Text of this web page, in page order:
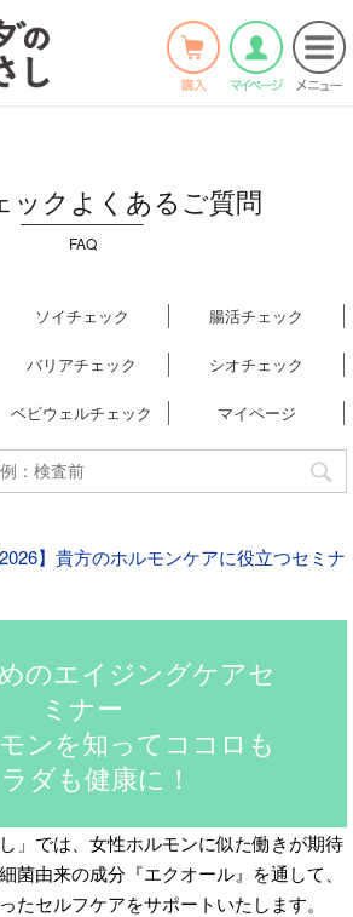
ックよくあるご質問
FAQ
ソイチェック 腸活チェック
バリアチェック シオチェック
ベビウェルチェック マイページ
】貴方のホルモンケアに役立つセミナ
のエイジングケアセ
ミナー
ンを知ってココロも
ダも健康に！
」では、女性ホルモンに似た働きが期待
菌由来の成分『エクオール』を通して、
たセルフケアをサポートいたします。